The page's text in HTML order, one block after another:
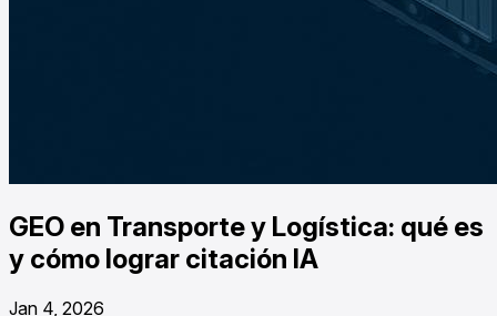
GEO en Transporte y Logística: qué es
y cómo lograr citación IA
Jan 4, 2026